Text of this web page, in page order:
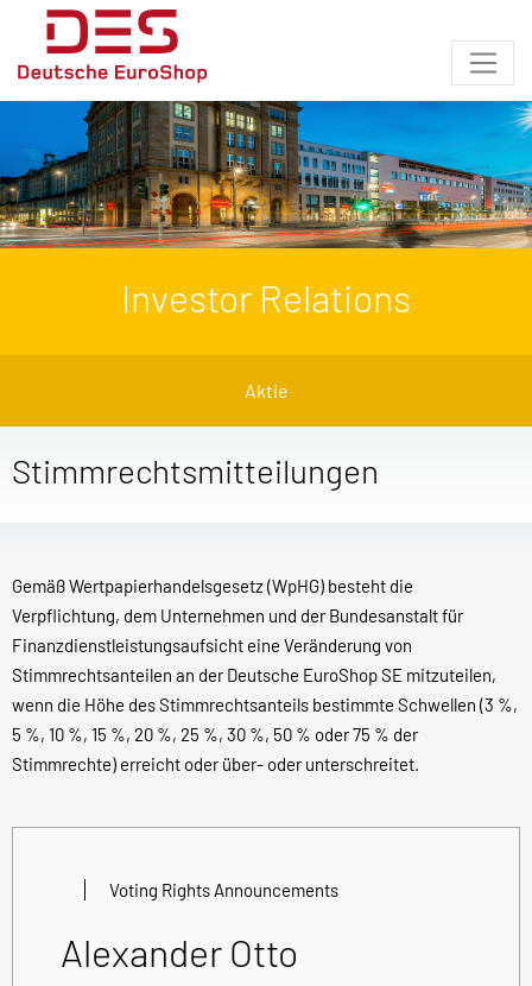
Investor Relations
Aktie
Stimmrechtsmitteilungen
Gemäß Wertpapierhandelsgesetz (WpHG) besteht die
Verpflichtung, dem Unternehmen und der Bundesanstalt für
Finanzdienstleistungsaufsicht eine Veränderung von
Stimmrechtsanteilen an der Deutsche EuroShop SE mitzuteilen,
wenn die Höhe des Stimmrechtsanteils bestimmte Schwellen (3 %,
5 %, 10 %, 15 %, 20 %, 25 %, 30 %, 50 % oder 75 % der
Stimmrechte) erreicht oder über- oder unterschreitet.
Voting Rights Announcements
Alexander Otto